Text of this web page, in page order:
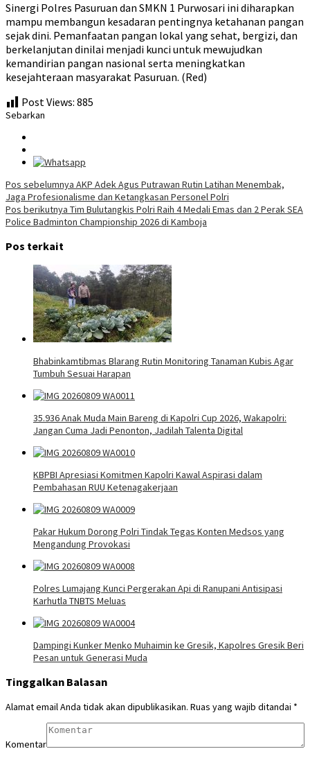
Sinergi Polres Pasuruan dan SMKN 1 Purwosari ini diharapkan
mampu membangun kesadaran pentingnya ketahanan pangan
sejak dini. Pemanfaatan pangan lokal yang sehat, bergizi, dan
berkelanjutan dinilai menjadi kunci untuk mewujudkan
kemandirian pangan nasional serta meningkatkan
kesejahteraan masyarakat Pasuruan. (Red)
Post Views: 885
Sebarkan
Navigasi
pos
Pos sebelumnya AKP Adek Agus Putrawan Rutin Latihan Menembak,
Jaga Profesionalisme dan Ketangkasan Personel Polri
Pos berikutnya Tim Bulutangkis Polri Raih 4 Medali Emas dan 2 Perak SEA
Police Badminton Championship 2026 di Kamboja
Pos terkait
Bhabinkamtibmas Blarang Rutin Monitoring Tanaman Kubis Agar
Tumbuh Sesuai Harapan
35.936 Anak Muda Main Bareng di Kapolri Cup 2026, Wakapolri:
Jangan Cuma Jadi Penonton, Jadilah Talenta Digital
KBPBI Apresiasi Komitmen Kapolri Kawal Aspirasi dalam
Pembahasan RUU Ketenagakerjaan
Pakar Hukum Dorong Polri Tindak Tegas Konten Medsos yang
Mengandung Provokasi
Polres Lumajang Kunci Pergerakan Api di Ranupani Antisipasi
Karhutla TNBTS Meluas
Dampingi Kunker Menko Muhaimin ke Gresik, Kapolres Gresik Beri
Pesan untuk Generasi Muda
Tinggalkan Balasan
Alamat email Anda tidak akan dipublikasikan. Ruas yang wajib ditandai *
Komentar